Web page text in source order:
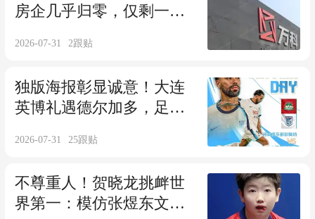
房企几乎归零，仅剩一家
2026-07-31 2跟贴
独版海报彰显诚意！大连
英博礼遇德尔加多，足球
2026-07-31 25跟贴
不尊重人！贺晓龙挑衅世
界第一：模仿张煜东文